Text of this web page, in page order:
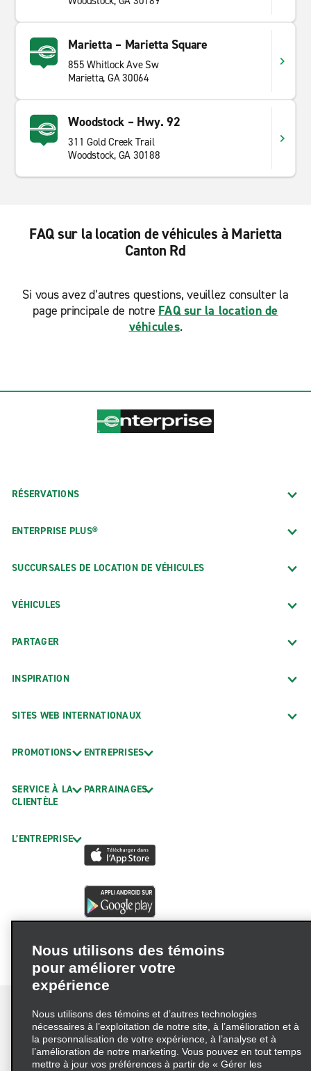
Marietta – Marietta Square
855 Whitlock Ave Sw
Marietta, GA 30064
Woodstock – Hwy. 92
311 Gold Creek Trail
Woodstock, GA 30188
FAQ sur la location de véhicules à Marietta
Canton Rd
Si vous avez d’autres questions, veuillez consulter la
page principale de notre FAQ sur la location de
véhicules.
RÉSERVATIONS
ENTERPRISE PLUS®
SUCCURSALES DE LOCATION DE VÉHICULES
VÉHICULES
PARTAGER
INSPIRATION
SITES WEB INTERNATIONAUX
PROMOTIONS
SERVICE À LA
CLIENTÈLE
L’ENTREPRISE
ENTREPRISES
PARRAINAGES
Conditions d’utilisation
Politique de confidentialité
Nous utilisons des témoins
pour améliorer votre
expérience
Nous utilisons des témoins et d’autres technologies
nécessaires à l’exploitation de notre site, à l’amélioration et à
la personnalisation de votre expérience, à l’analyse et à
l’amélioration de notre marketing. Vous pouvez en tout temps
mettre à jour vos préférences à partir de « Gérer les